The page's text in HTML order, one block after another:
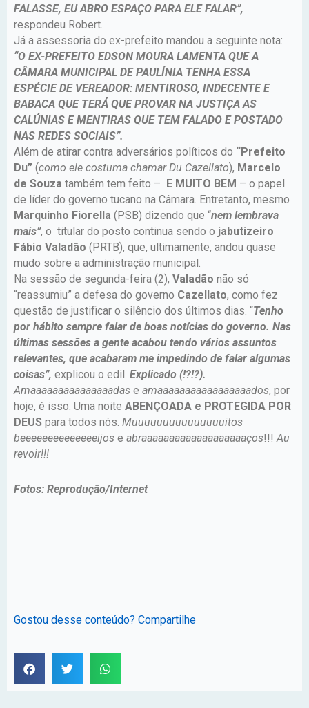
FALASSE, EU ABRO ESPAÇO PARA ELE FALAR”,
respondeu Robert.
Já a assessoria do ex-prefeito mandou a seguinte nota:
“O EX-PREFEITO EDSON MOURA LAMENTA QUE A
CÂMARA MUNICIPAL DE PAULÍNIA TENHA ESSA
ESPÉCIE DE VEREADOR: MENTIROSO, INDECENTE E
BABACA QUE TERÁ QUE PROVAR NA JUSTIÇA AS
CALÚNIAS E MENTIRAS QUE TEM FALADO E POSTADO
NAS REDES SOCIAIS”.
Além de atirar contra adversários políticos do “Prefeito
Du” (como ele costuma chamar Du Cazellato), Marcelo
de Souza também tem feito – E MUITO BEM – o papel
de líder do governo tucano na Câmara. Entretanto, mesmo
Marquinho Fiorella (PSB) dizendo que “nem lembrava
mais”, o titular do posto continua sendo o jabutizeiro
Fábio Valadão (PRTB), que, ultimamente, andou quase
mudo sobre a administração municipal.
Na sessão de segunda-feira (2), Valadão não só
“reassumiu” a defesa do governo Cazellato, como fez
questão de justificar o silêncio dos últimos dias. “Tenho
por hábito sempre falar de boas notícias do governo. Nas
últimas sessões a gente acabou tendo vários assuntos
relevantes, que acabaram me impedindo de falar algumas
coisas”, explicou o edil. Explicado (!?!?).
Amaaaaaaaaaaaaaaadas e amaaaaaaaaaaaaaaaaados, por
hoje, é isso. Uma noite ABENÇOADA e PROTEGIDA POR
DEUS para todos nós. Muuuuuuuuuuuuuuuitos
beeeeeeeeeeeeeeijos e abraaaaaaaaaaaaaaaaaaaços!!!Au
revoir!!!
Fotos: Reprodução/Internet
Gostou desse conteúdo? Compartilhe